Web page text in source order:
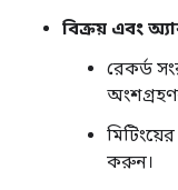
বিক্রয় এবং
রেকর্ড
করুন।